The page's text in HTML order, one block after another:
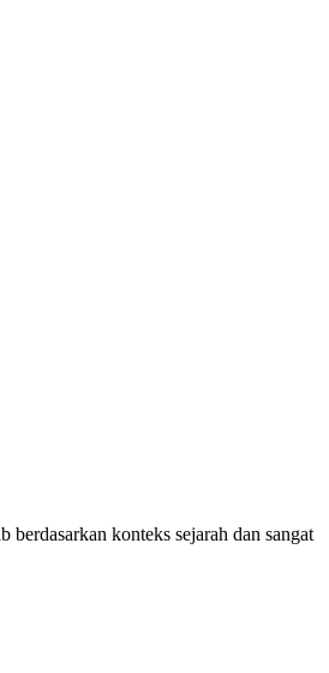
konteks sejarah dan sangat